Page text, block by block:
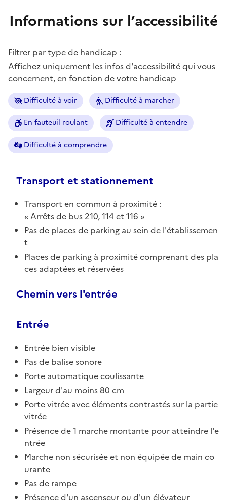
Informations sur l’accessibilité
Filtrer par type de handicap :
Affichez uniquement les infos d'accessibilité qui vous
concernent, en fonction de votre handicap
Difficulté à voir Difficulté à marcher
En fauteuil roulant Difficulté à entendre
Difficulté à comprendre
Transport et stationnement
Transport en commun à proximité :
Arrêts de bus 210, 114 et 116
Pas de places de parking au sein de l'établissemen
t
Places de parking à proximité comprenant des pla
ces adaptées et réservées
Chemin vers l'entrée
Entrée
Entrée bien visible
Pas de balise sonore
Porte automatique coulissante
Largeur d'au moins 80 cm
Porte vitrée avec éléments contrastés sur la partie
vitrée
Présence de 1 marche montante pour atteindre l'e
ntrée
Marche non sécurisée et non équipée de main co
urante
Pas de rampe
Présence d'un ascenseur ou d'un élévateur